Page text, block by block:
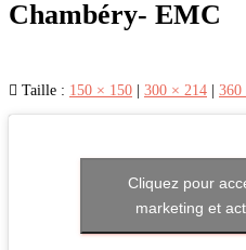
Chambéry- EMC
Taille : 150 × 150 300 × 214 360
Cliquez pour
marketing et